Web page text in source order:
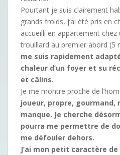
Pourtant je suis clairement
grands froids, j’ai été pris en
accueilli en appartement
trouillard au premier abord (5
me suis rapidement
chaleur d’un foyer et su
et câlins.
Je me montre proche de
joueur, propre, gourmand,
manque. Je cherche
pourra me permettre de
me défouler dehors.
J’ai mon petit caractère